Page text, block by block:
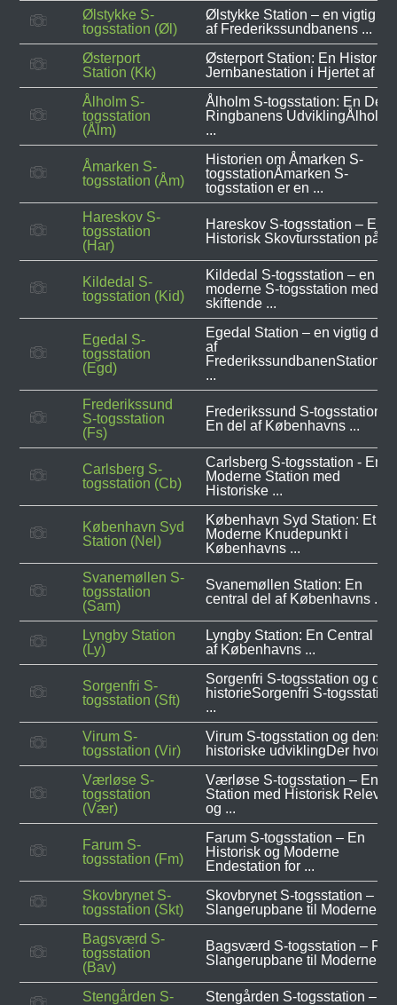
Ølstykke S-
togsstation (Øl)
Ølstykke Station – en vigtig
af Frederikssundbanens ...
Østerport
Station (Kk)
Østerport Station: En Historisk
Jernbanestation i Hjertet af ...
Ålholm S-
togsstation
(Ålm)
Ålholm S-togsstation: En Del
Ringbanens UdviklingÅlholm
...
Åmarken S-
togsstation (Åm)
Historien om Åmarken S-
togsstationÅmarken S-
togsstation er en ...
Hareskov S-
togsstation
(Har)
Hareskov S-togsstation – En
Historisk Skovtursstation på ...
Kildedal S-
togsstation (Kid)
Kildedal S-togsstation – en
moderne S-togsstation med
skiftende ...
Egedal S-
togsstation
(Egd)
Egedal Station – en vigtig del
af
...
Frederikssund
S-togsstation
(Fs)
Frederikssund S-togsstation -
En del af Københavns ...
Carlsberg S-
togsstation (Cb)
Carlsberg S-togsstation - En
Moderne Station med
Historiske ...
København Syd
Station (Nel)
København Syd Station: Et
Moderne Knudepunkt i
Københavns ...
Svanemøllen S-
togsstation
(Sam)
Svanemøllen Station: En
central del af Københavns ...
Lyngby Station
(Ly)
Lyngby Station: En Central
af Københavns ...
Sorgenfri S-
togsstation (Sft)
Sorgenfri S-togsstation og
historieSorgenfri S-togsstation
...
Virum S-
togsstation (Vir)
Virum S-togsstation og dens
historiske udviklingDer hvor ...
Værløse S-
togsstation
(Vær)
Værløse S-togsstation – En
Station med Historisk
og ...
Farum S-
togsstation (Fm)
Farum S-togsstation – En
Historisk og Moderne
Endestation for ...
Skovbrynet S-
togsstation (Skt)
Skovbrynet S-togsstation –
Slangerupbane til Moderne ...
Bagsværd S-
togsstation
(Bav)
Bagsværd S-togsstation – Fra
Slangerupbane til Moderne ...
Stengården S-
Stengården S-togsstation –